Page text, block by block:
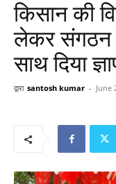
किसान की
लेकर संगठन
साथ दिया
द्वारा santosh kumar - June